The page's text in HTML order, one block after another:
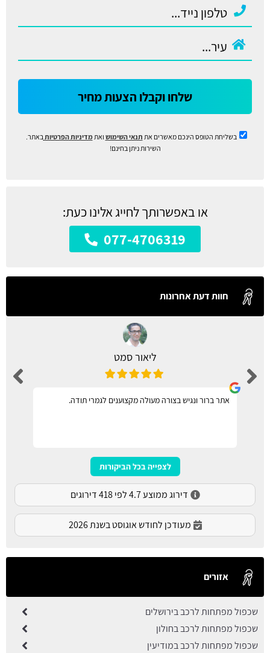
שלחו וקבלו הצעות מחיר
בשליחת הטופס הינכם מאשרים את תנאי השימוש ואתמדיניות הפרטיותבאתר.
השירות ניתן בחינם!
או באפשרותך לחייג אלינו כעת:
077-4706319
חוות דעת אחרונות
ליאור סמט
אתר ברור ונגיש בצורה מעולה מקצוענים לגמרי תודה.
לצפייה בכל הביקורות
דירוג ממוצע 4.7 לפי 418 דירוגים
מעודכן לחודש אוגוסט בשנת 2026
אזורים
שכפול מפתחות לרכב בירושלים
שכפול מפתחות לרכב בחולון
שכפול מפתחות לרכב במודיעין